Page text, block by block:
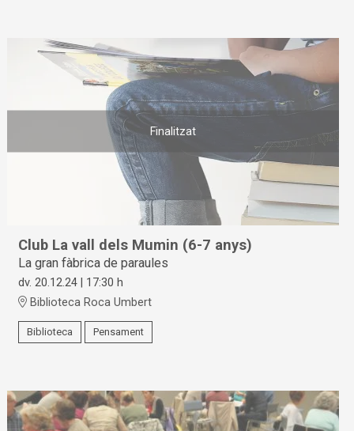
Finalitzat
Club La vall dels Mumin (6-7 anys)
La gran fàbrica de paraules
dv. 20.12.24 | 17:30 h
Biblioteca Roca Umbert
Biblioteca Pensament